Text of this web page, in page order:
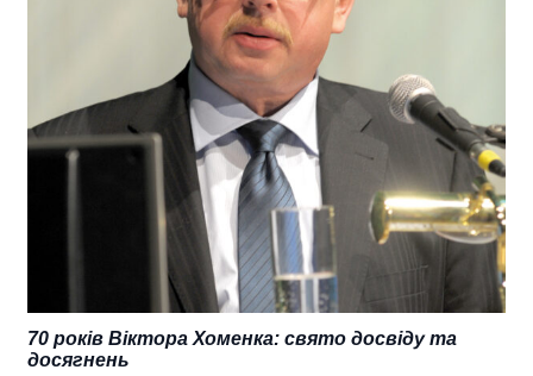
70 років Віктора Хоменка: свято досвіду та
досягнень